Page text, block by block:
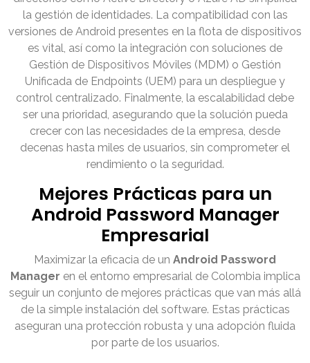
la gestión de identidades. La compatibilidad con las
versiones de Android presentes en la flota de dispositivos
es vital, así como la integración con soluciones de
Gestión de Dispositivos Móviles (MDM) o Gestión
Unificada de Endpoints (UEM) para un despliegue y
control centralizado. Finalmente, la escalabilidad debe
ser una prioridad, asegurando que la solución pueda
crecer con las necesidades de la empresa, desde
decenas hasta miles de usuarios, sin comprometer el
rendimiento o la seguridad.
Mejores Prácticas para un
Android Password Manager
Empresarial
Maximizar la eficacia de un Android Password
Manager en el entorno empresarial de Colombia implica
seguir un conjunto de mejores prácticas que van más allá
de la simple instalación del software. Estas prácticas
aseguran una protección robusta y una adopción fluida
por parte de los usuarios.